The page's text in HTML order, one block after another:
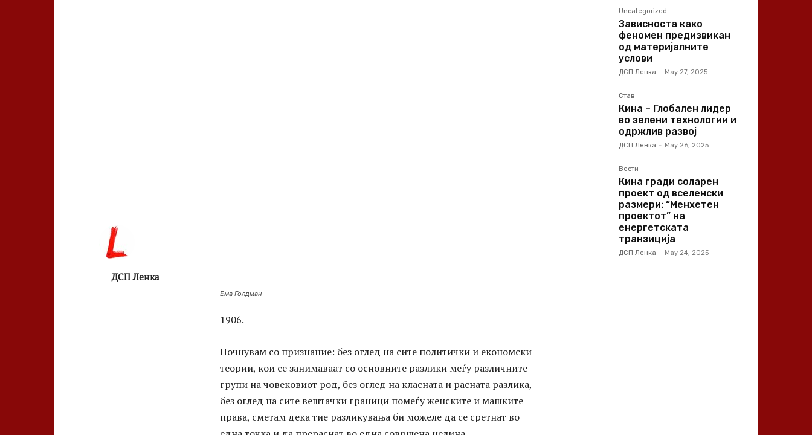
ДСП Ленка
Ема Голдман
1906.
Почнувам со признание: без оглед на сите политички и економски
теории, кои се занимаваат со основните разлики меѓу различните
групи на човековиот род, без оглед на класната и расната разлика,
без оглед на сите вештачки граници помеѓу женските и машките
права, сметам дека тие разликувања би можеле да се сретнат во
Uncategorized
Зависноста како
феномен предизвикан
од материјалните
услови
ДСП Ленка - May 27, 2025
Став
Кина – Глобален лидер
во зелени технологии и
одржлив развој
ДСП Ленка - May 26, 2025
Вести
Кина гради соларен
проект од вселенски
размери: “Менхетен
проектот” на
енергетската
транзиција
ДСП Ленка - May 24, 2025